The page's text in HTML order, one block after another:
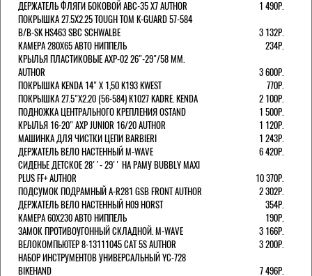
ДЕРЖАТЕЛЬ ФЛЯГИ БОКОВОЙ ABC-35 X7 AUTHOR
1 490Р.
ПОКРЫШКА 27.5X2.25 TOUGH TOM K-GUARD 57-584
B/B-SK HS463 SBC SCHWALBE
3 132Р.
КАМЕРА 280Х65 АВТО НИППЕЛЬ
234Р.
КРЫЛЬЯ ПЛАСТИКОВЫЕ AXP-02 26"-29"/58 ММ.
AUTHOR
3 600Р.
ПОКРЫШКА KENDA 14" Х 1,50 K193 KWEST
770Р.
ПОКРЫШКА 27.5"Х2.20 (56-584) K1027 KADRE. KENDA
2 100Р.
ПОДНОЖКА ЦЕНТРАЛЬНОГО КРЕПЛЕНИЯ OSTAND
1 500Р.
КРЫЛЬЯ 16-20" AXP JUNIOR 16/20 AUTHOR
1 120Р.
МАШИНКА ДЛЯ ЧИСТКИ ЦЕПИ BARBIERI
1 243Р.
ДЕРЖАТЕЛЬ ВЕЛО НАСТЕННЫЙ M-WAVE
6 420Р.
СИДЕНЬЕ ДЕТСКОЕ 28''- 29'' НА РАМУ BUBBLY MAXI
PLUS FF+ AUTHOR
10 370Р.
ПОДСУМОК ПОДРАМНЫЙ A-R281 GSB FRONT AUTHOR
2 302Р.
ДЕРЖАТЕЛЬ ВЕЛО НАСТЕННЫЙ H09 HORST
354Р.
КАМЕРА 60X230 АВТО НИППЕЛЬ
190Р.
ЗАМОК ПРОТИВОУГОННЫЙ СКЛАДНОЙ. M-WAVE
3 166Р.
ВЕЛОКОМПЬЮТЕР 8-13111045 CAT 5S AUTHOR
3 200Р.
НАБОР ИНСТРУМЕНТОВ УНИВЕРСАЛЬНЫЙ YC-728
BIKEHAND
7 496Р.